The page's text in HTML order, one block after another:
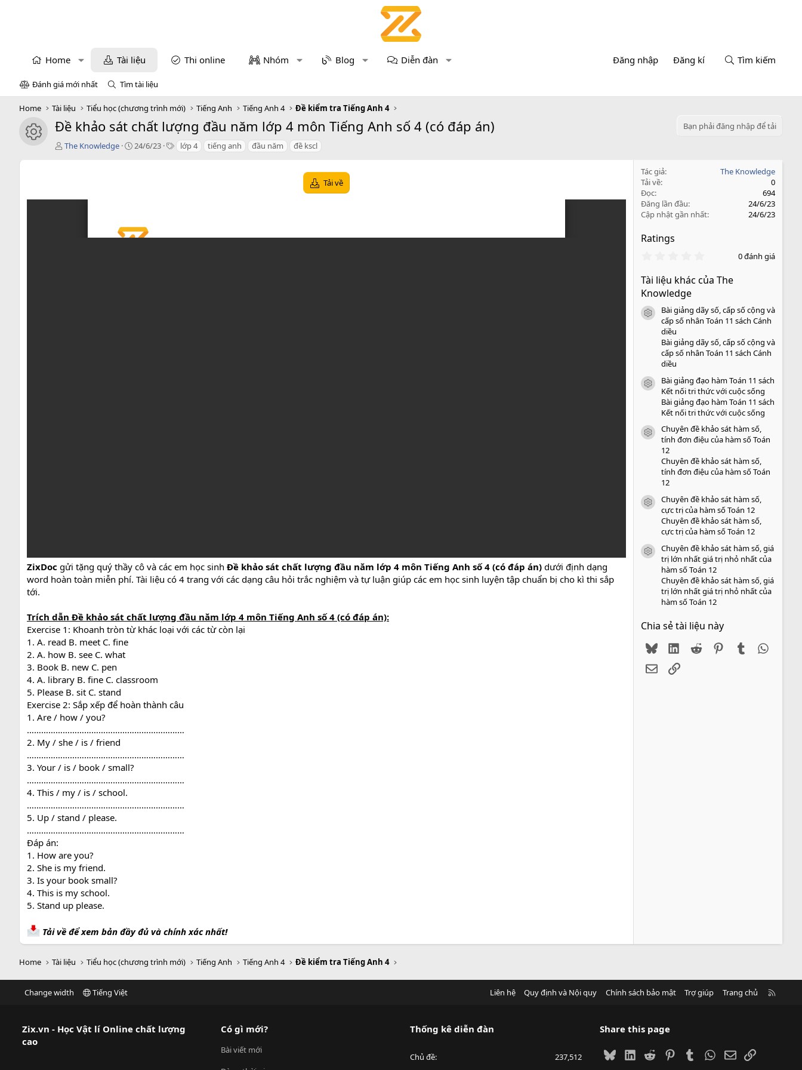
Home Tài liệu Thi online Nhóm Blog Diễn đàn Đăng nhập Đăng kí Tìm kiếm
Đánh giá mới nhất Tìm tài liệu
Home Tài liệu Tiểu học (chương trình mới) Tiếng Anh Tiếng Anh 4 Đề kiểm tra Tiếng Anh 4
icon tài liệu
Đề khảo sát chất lượng đầu năm lớp 4 môn Tiếng Anh số 4 (có đáp án)
Bạn phải đăng nhập để tải
T
ả
The Knowledge
C
d
24/6/23
T lớp 4 tiếng anh đầu năm đề kscl
Tải về
ZixDoc gửi tặng quý thầy cô và các em học sinh Đề khảo sát chất lượng đầu năm lớp 4 môn Tiếng Anh số 4 (có đáp án) dưới định dạng
word hoàn toàn miễn phí. Tài liệu có 4 trang với các dạng câu hỏi trắc nghiệm và tự luận giúp các em học sinh luyện tập chuẩn bị cho kì thi sắp
tới.
Trích dẫn Đề khảo sát chất lượng đầu năm lớp 4 môn Tiếng Anh số 4 (có đáp án):
Exercise 1: Khoanh tròn từ khác loại với các từ còn lại
1. A. read B. meet C. fine
2. A. how B. see C. what
3. Book B. new C. pen
4. A. library B. fine C. classroom
5. Please B. sit C. stand
Exercise 2: Sắp xếp để hoàn thành câu
1. Are / how / you?
…………………………………………………………
2. My / she / is / friend
…………………………………………………………
3. Your / is / book / small?
…………………………………………………………
4. This / my / is / school.
…………………………………………………………
5. Up / stand / please.
…………………………………………………………
Đáp án:
1. How are you?
2. She is my friend.
3. Is your book small?
4. This is my school.
5. Stand up please.
Tải về để xem bản đầy đủ và chính xác nhất!
Tác giả
The Knowledge
Tải về
0
Đọc
694
Đăng lần đầu
24/6/23
Cập nhật gần nhất
24/6/23
Ratings
0
0
o
0 đánh giá
Tài liệu khác của The
Knowledge
icon tài liệu
Bài giảng dãy số, cấp số cộng và
cấp số nhân Toán 11 sách Cánh
diều
Bài giảng dãy số, cấp số cộng và
cấp số nhân Toán 11 sách Cánh
diều
icon tài liệu
Bài giảng đạo hàm Toán 11 sách
Kết nối tri thức với cuộc sống
Bài giảng đạo hàm Toán 11 sách
Kết nối tri thức với cuộc sống
icon tài liệu
Chuyên đề khảo sát hàm số,
tính đơn điệu của hàm số Toán
12
Chuyên đề khảo sát hàm số,
tính đơn điệu của hàm số Toán
12
icon tài liệu
Chuyên đề khảo sát hàm số,
cực trị của hàm số Toán 12
Chuyên đề khảo sát hàm số,
cực trị của hàm số Toán 12
icon tài liệu
Chuyên đề khảo sát hàm số, giá
trị lớn nhất giá trị nhỏ nhất của
hàm số Toán 12
Chuyên đề khảo sát hàm số, giá
trị lớn nhất giá trị nhỏ nhất của
hàm số Toán 12
Chia sẻ tài liệu này
BlueskyLinkedIn
Reddit PinterestTumblr
EmailLink
Home Tài liệu Tiểu học (chương trình mới) Tiếng Anh Tiếng Anh 4 Đề kiểm tra Tiếng Anh 4
Change width Tiếng Việt Liên hệ Quy định và Nội quy Chính sách bảo mật Trợ giúp Trang chủ
Zix.vn - Học Vật lí Online chất lượng
cao
Có gì mới?
Bài viết mới
Thống kê diễn đàn
Chủ đề 237,512
Share this page
BlueskyLinkedIn
Reddit PinterestTumblrWhatsApp
EmailLink